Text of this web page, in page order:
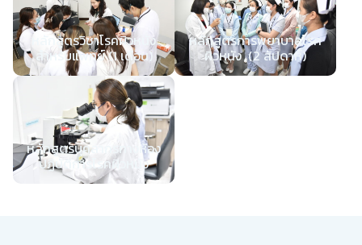
หลักสูตรวิชาโรคผิวหนัง
สำหรับแพทย์ (1 เดือน)
หลักสูตรการพยาบาลโรค
ผิวหนัง (2 สัปดาห์)
หลักสูตรบุคลากรทางห้อง
ปฏิบัติการโรคผิวหนัง